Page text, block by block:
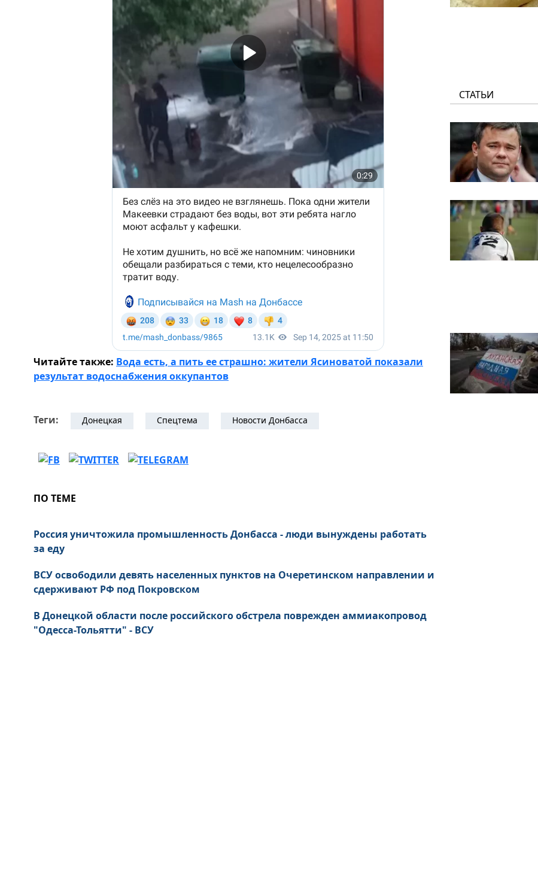
Читайте также: Вода есть, а пить ее страшно: жители Ясиноватой показали
результат водоснабжения оккупантов
Теги: Донецкая Спецтема Новости Донбасса
ПО ТЕМЕ
Россия уничтожила промышленность Донбасса - люди вынуждены работать
за еду
ВСУ освободили девять населенных пунктов на Очеретинском направлении и
сдерживают РФ под Покровском
В Донецкой области после российского обстрела поврежден аммиакопровод
"Одесса-Тольятти" - ВСУ
СТАТЬИ